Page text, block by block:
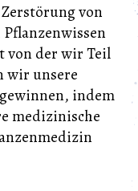
von
von der wir Teil
wir unsere
indem
medizinische